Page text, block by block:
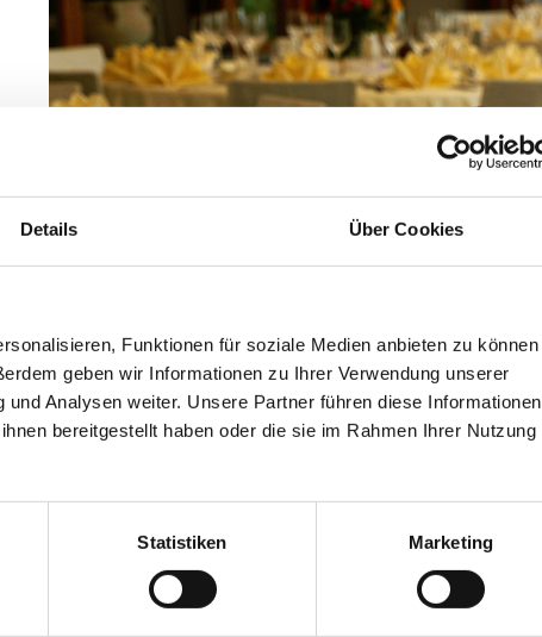
Details Über Cookies
Funktionen für soziale Medien anbieten zu können
geben wir Informationen zu Ihrer Verwendung unserer
Analysen weiter. Unsere Partner führen diese Informationen
bereitgestellt haben oder die sie im Rahmen Ihrer Nutzung
Statistiken Marketing